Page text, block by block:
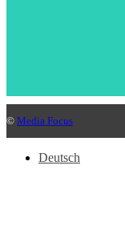
© Media Focus
Deutsch